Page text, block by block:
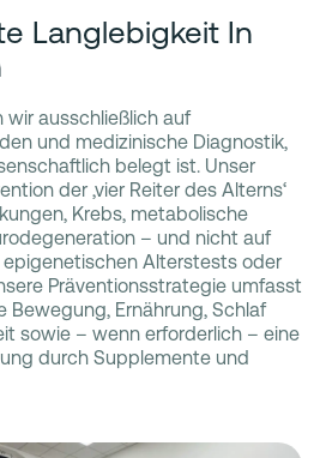
Langlebigkeit In
wir ausschließlich auf
und medizinische Diagnostik,
belegt ist. Unser
der ‚vier Reiter des Alterns‘
Krebs, metabolische
– und nicht auf
epigenetischen Alterstests oder
Präventionsstrategie umfasst
Bewegung, Ernährung, Schlaf
sowie – wenn erforderlich – eine
durch Supplemente und